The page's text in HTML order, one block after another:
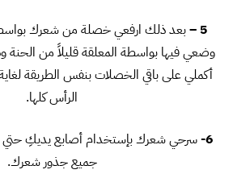
5 –
بعد ذلك ارفعي خصلة من شعرك
وضعي فيها بواسطة المعلقة قليلاً من الحنة
أكملي على باقي الخصلات بنفس الطريقة
الرأس كلها.
6- سرحي شعرك بإستخدام أصابع يديكِ
جميع جذور شعرك.